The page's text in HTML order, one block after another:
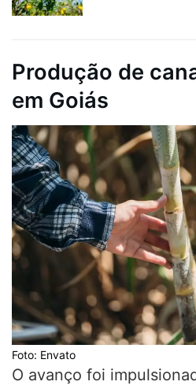
Produção de
em Goiás
Foto: Envato
O avanço foi